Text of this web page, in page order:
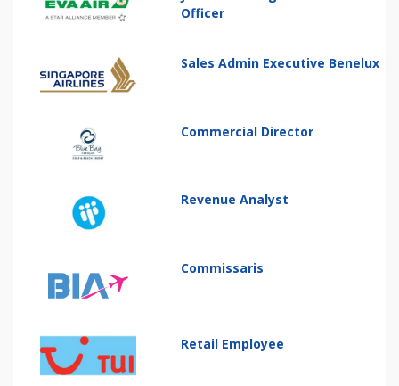
Officer
Sales Admin Executive Benelux
Commercial Director
Revenue Analyst
Commissaris
Retail Employee